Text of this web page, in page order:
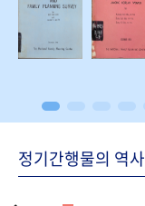
정기간행물의 역사